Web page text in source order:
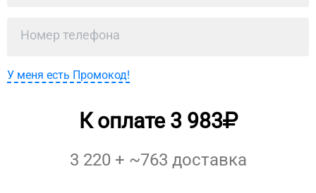
У меня есть Промокод!
К оплате 3 983
3 220 + ~763 доставка